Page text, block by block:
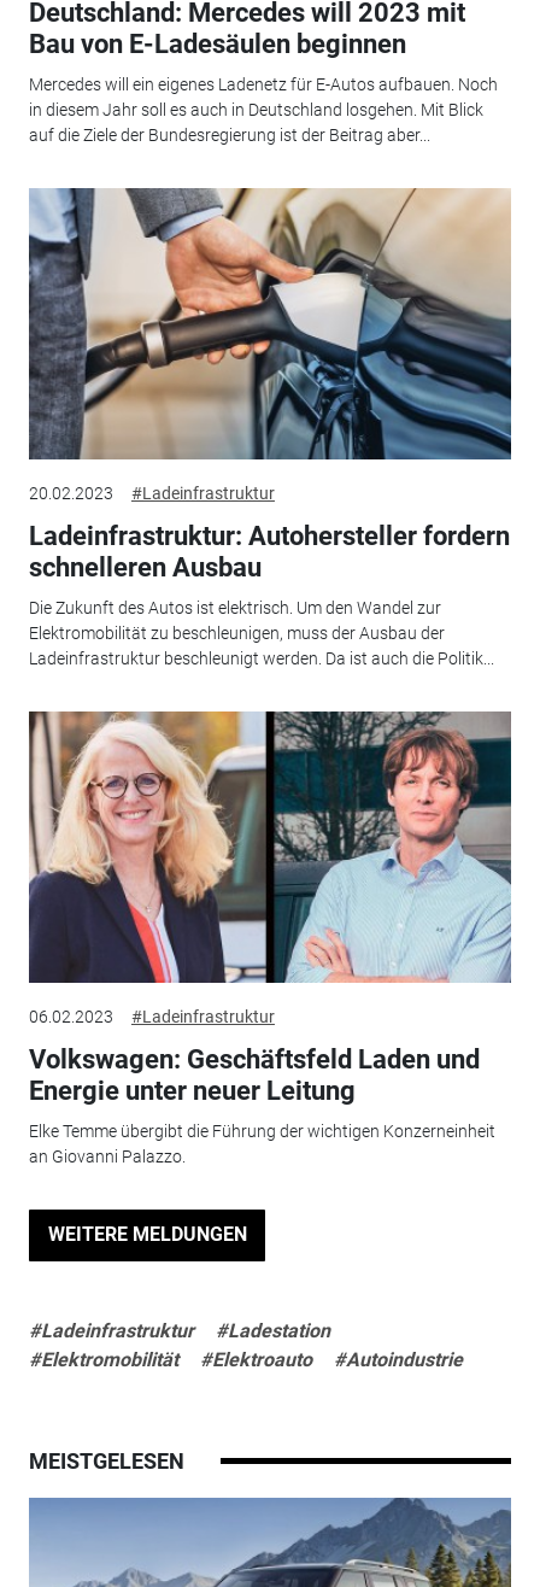
Deutschland: Mercedes will 2023 mit
Bau von E-Ladesäulen beginnen
Mercedes will ein eigenes Ladenetz für E-Autos aufbauen. Noch
in diesem Jahr soll es auch in Deutschland losgehen. Mit Blick
auf die Ziele der Bundesregierung ist der Beitrag aber...
20.02.2023 #Ladeinfrastruktur
Ladeinfrastruktur: Autohersteller fordern
schnelleren Ausbau
Die Zukunft des Autos ist elektrisch. Um den Wandel zur
Elektromobilität zu beschleunigen, muss der Ausbau der
Ladeinfrastruktur beschleunigt werden. Da ist auch die Politik...
06.02.2023 #Ladeinfrastruktur
Volkswagen: Geschäftsfeld Laden und
Energie unter neuer Leitung
Elke Temme übergibt die Führung der wichtigen Konzerneinheit
an Giovanni Palazzo.
WEITERE MELDUNGEN
#Ladeinfrastruktur
#Ladestation
#Elektromobilität
#Elektroauto #Autoindustrie
MEISTGELESEN